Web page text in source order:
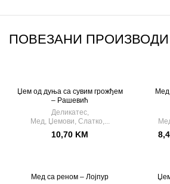
ПОВЕЗАНИ ПРОИЗВОДИ
Џем од дуња са сувим грожђем
– Рашевић
Деликатес,
Мед, Џемови, Слатко,...
10,70 KM
Мед
Мед са реном – Лојпур